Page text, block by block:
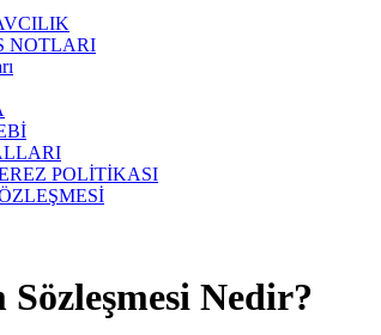
NOTLARI
POLİTİKASI
Nedir?